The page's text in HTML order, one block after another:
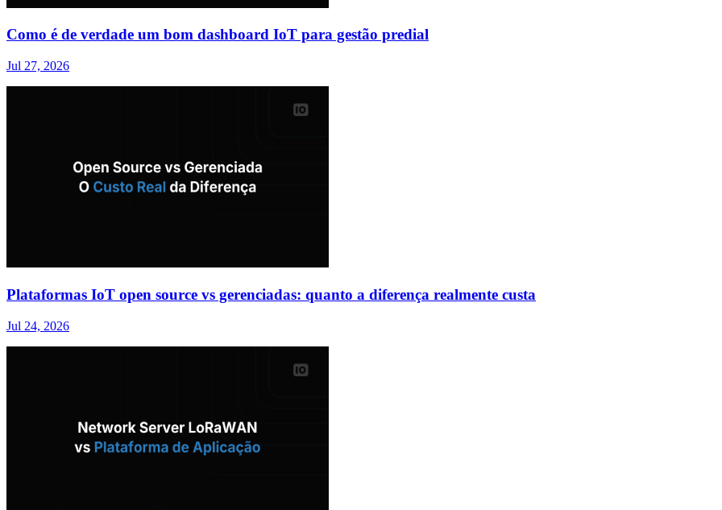
Como é de verdade um bom dashboard IoT para gestão predial
Jul 27, 2026
Plataformas IoT open source vs gerenciadas: quanto a diferença realmente custa
Jul 24, 2026